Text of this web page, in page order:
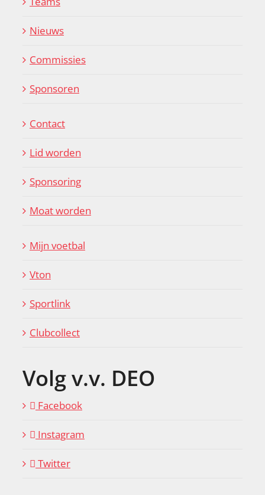
Nieuws
Commissies
Sponsoren
Contact
Lid worden
Sponsoring
Moat worden
Mijn voetbal
Vton
Sportlink
Clubcollect
Volg v.v. DEO
Facebook
Instagram
Twitter